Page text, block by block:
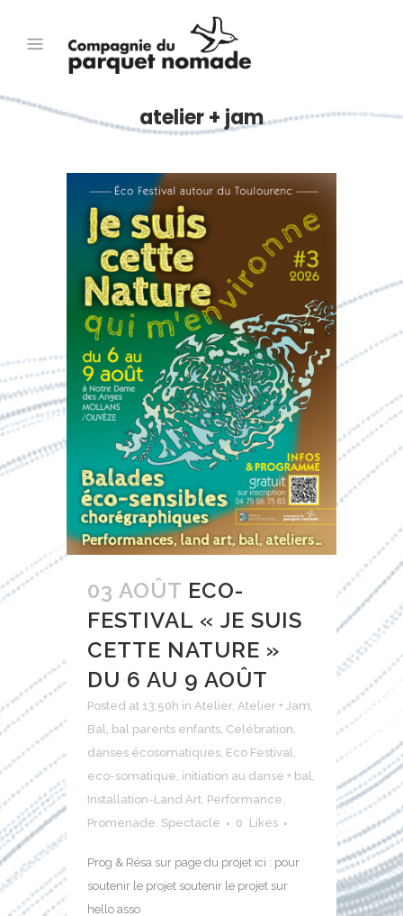
atelier + jam
03 AOÛT ECO-
FESTIVAL « JE SUIS
CETTE NATURE »
DU 6 AU 9 AOÛT
Posted at 13:50h in Atelier, Atelier + Jam,
Bal, bal parents enfants, Célébration,
danses écosomatiques, Eco Festival,
eco-somatique, initiation au danse + bal,
Installation-Land Art, Performance,
Promenade, Spectacle 0 Likes
Prog & Résa sur page du projet ici : pour
soutenir le projet soutenir le projet sur
hello asso